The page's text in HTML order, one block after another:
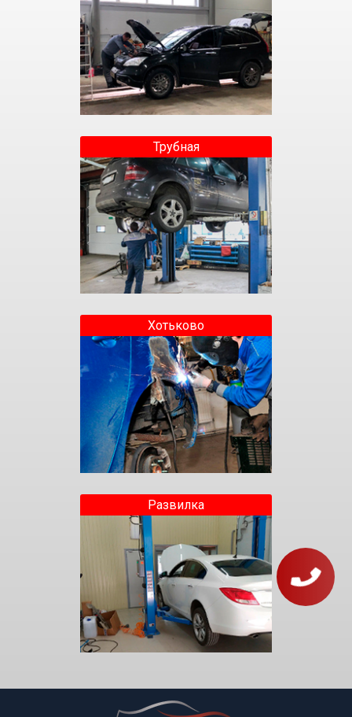
Трубная
Хотьково
Развилка